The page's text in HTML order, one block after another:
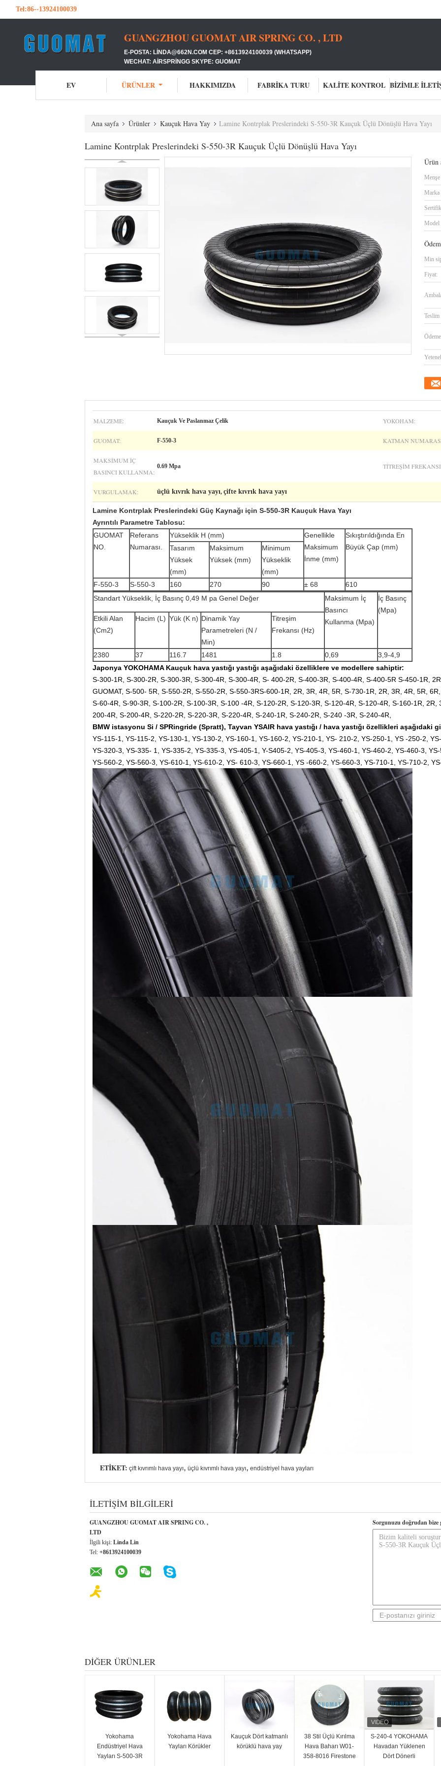
Tel:86--13924100039
GUANGZHOU GUOMAT AIR SPRING CO. , LTD
E-POSTA: LINDA@662N.COM CEP: +8613924100039 (WHATSAPP)
WECHAT: AIRSPRINGG SKYPE: GUOMAT
EV ÜRÜNLER HAKKIMIZDA FABRIKA TURU KALITE KONTROL
Ana sayfa Ürünler Kauçuk Hava Yay Lamine Kontrplak Preslerindeki S-550-3R Kauçuk Üçlü Dönüşlü Hava Yayı
Lamine Kontrplak Preslerindeki S-550-3R Kauçuk Üçlü Dönüşlü Hava Yayı
Ürün
Marka
Model
Min
Fiyat:
Teslim
MALZEME: Kauçuk Ve Paslanmaz Çelik YOKOHAM:
GUOMAT: F-550-3 KATMAN
MAKSIMUM İÇ
BASINCI KULLANMA:
0.69 Mpa TITREŞIM
VURGULAMAK: üçlü kıvrık hava yayı, çifte kıvrık hava yayı
Lamine Kontrplak Preslerindeki Güç Kaynağı için S-550-3R Kauçuk Hava Yayı
Ayrıntılı Parametre Tablosu:
GUOMAT
NO.
Referans
Numarası.
Yükseklik H (mm)
Genellikle
Maksimum
İnme (mm)
Sıkıştırıldığında En
Büyük Çap (mm)
Tasarım
Yüksek
(mm)
Maksimum
Yüksek (mm)
Minimum
Yükseklik
(mm)
F-550-3
S-550-3 160 270 90 ± 68
610
Standart Yükseklik, İç Basınç 0,49 M pa Genel Değer
Maksimum İç
Basıncı
Kullanma (Mpa)
İç Basınç
(Mpa)
Etkili Alan
(Cm2)
Hacim (L) Yük (K n) Dinamik Yay
Parametreleri (N /
Min)
Titreşim
Frekansı (Hz)
2380 37 116.7 1481 1.8 0,69
3,9-4,9
Japonya YOKOHAMA Kauçuk hava yastığı yastığı aşağıdaki özelliklere ve modellere sahiptir:
S-300-1R, S-300-2R, S-300-3R, S-300-4R, S-300-4R, S- 400-2R, S-400-3R, S-400-4R, S-400-5R S-450-1R,
GUOMAT, S-500- 5R, S-550-2R, S-550-2R, S-550-3RS-600-1R, 2R, 3R, 4R, 5R, S-730-1R, 2R, 3R, 4R, 5R,
S-60-4R, S-90-3R, S-100-2R, S-100-3R, S-100 -4R, S-120-2R, S-120-3R, S-120-4R, S-120-4R, S-160-1R, 2R,
200-4R, S-200-4R, S-220-2R, S-220-3R, S-220-4R, S-240-1R, S-240-2R, S-240 -3R, S-240-4R,
BMW istasyonu Si / SPRingride (Spratt), Tayvan YSAIR hava yastığı / hava yastığı özellikleri aşağıdaki
YS-115-1, YS-115-2, YS-130-1, YS-130-2, YS-160-1, YS-160-2, YS-210-1, YS- 210-2, YS-250-1, YS -250-2,
YS-320-3, YS-335- 1, YS-335-2, YS-335-3, YS-405-1, Y-S405-2, YS-405-3, YS-460-1, YS-460-2, YS-460-3,
YS-560-2, YS-560-3, YS-610-1, YS-610-2, YS- 610-3, YS-660-1, YS -660-2, YS-660-3, YS-710-1, YS-710-2,
ETIKET: çift kıvrımlı hava yayı, üçlü kıvrımlı hava yayı, endüstriyel hava yayları
İLETIŞIM BILGILERI
GUANGZHOU GUOMAT AIR SPRING CO. ,
LTD
İlgili kişi: Linda Lin
Tel: +8613924100039
Sorgunuzu doğrudan bize
DIĞER ÜRÜNLER
Yokohama
Endüstriyel Hava
Yayları S-500-3R
Yokohama Hava
Yayları Körükler
Kauçuk Dört katmanlı
körüklü hava yay
38 Stil Üçlü Kırılma
Hava Baharı W01-
358-8016 Firestone
S-240-4 YOKOHAMA
Havadan Yüklenen
Dört Dönerli